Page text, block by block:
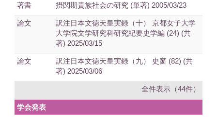
著書 摂関期貴族社会の研究 (単著) 2005/03/23
論文
訳注日本文徳天皇実録（十） 京都女子大学
大学院文学研究科研究紀要史学編 (24) (共
著) 2025/03/15
論文
訳注日本文徳天皇実録（九） 史窗 (82) (共
著) 2025/03/06
全件表示（44件）
学会発表